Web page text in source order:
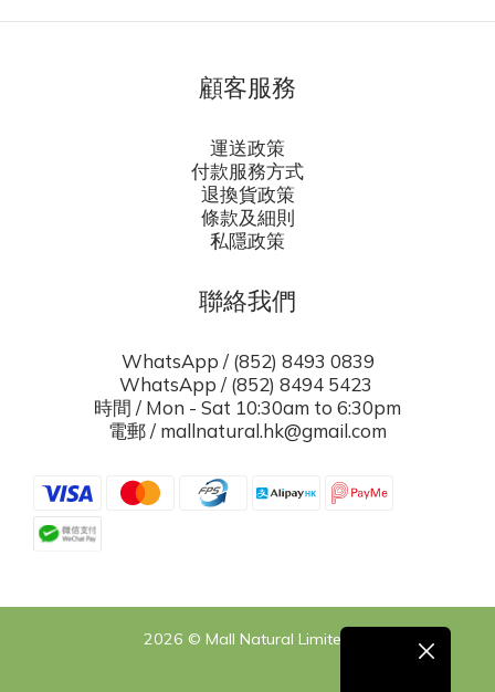
顧客服務
運送政策
付款服務方式
退換貨政策
條款及細則
私隱政策
聯絡我們
WhatsApp / (852) 8493 0839
WhatsApp / (852) 8494 5423
時間 / Mon - Sat 10:30am to 6:30pm
電郵 / mallnatural.hk@gmail.com
2026 © Mall Natural Limited